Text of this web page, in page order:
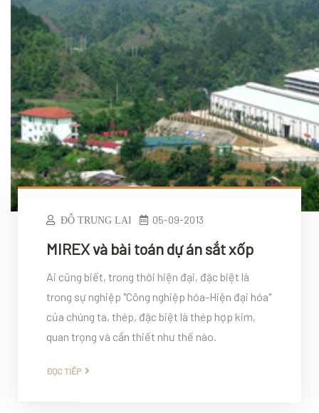
ĐỖ TRUNG LAI 05-09-2013
MIREX và bài toán dự án sắt xốp
Ai cũng biết, trong thời hiện đại, đặc biệt là
trong sự nghiệp "Công nghiệp hóa-Hiện đại hóa"
của chúng ta, thép, đặc biệt là thép hợp kim,
quan trọng và cần thiết như thế nào.
ĐỌC TIẾP